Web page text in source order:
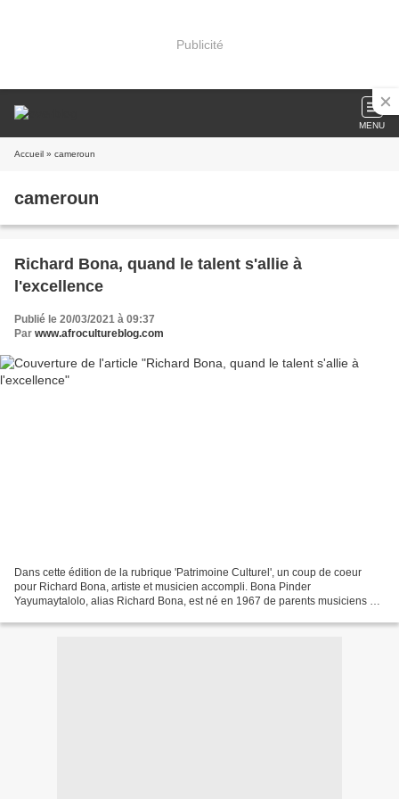
Publicité
MENU
Accueil » cameroun
cameroun
Richard Bona, quand le talent s'allie à
l'excellence
Publié le 20/03/2021 à 09:37
Par www.afrocultureblog.com
Dans cette édition de la rubrique 'Patrimoine Culturel', un coup de coeur
pour Richard Bona, artiste et musicien accompli. Bona Pinder
Yayumaytalolo, alias Richard Bona, est né en 1967 de parents musiciens à